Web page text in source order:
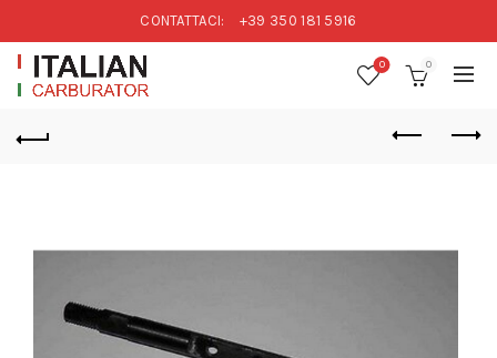
CONTATTACI: +39 350 181 5916
0 0